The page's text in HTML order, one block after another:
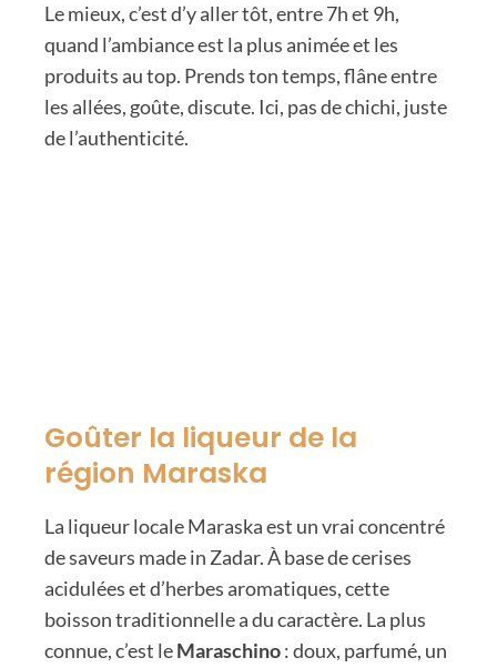
Le mieux, c’est d’y aller tôt, entre 7h et 9h,
quand l’ambiance est la plus animée et les
produits au top. Prends ton temps, flâne entre
les allées, goûte, discute. Ici, pas de chichi, juste
de l’authenticité.
Goûter la liqueur de la
région Maraska
La liqueur locale Maraska est un vrai concentré
de saveurs made in Zadar. À base de cerises
acidulées et d’herbes aromatiques, cette
boisson traditionnelle a du caractère. La plus
connue, c’est leMaraschino: doux, parfumé, un